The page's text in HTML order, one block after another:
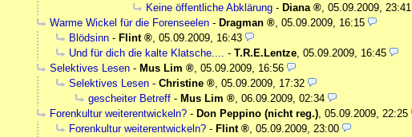
Keine öffentliche Abklärung - Diana , 05.09.2009, 23:41
Warme Wickel für die Forenseelen - Dragman , 05.09.2009, 16:15
Blödsinn - Flint , 05.09.2009, 16:43
Und für dich die kalte Klatsche.... - T.R.E.Lentze, 05.09.2009, 16:45
Selektives Lesen - Mus Lim , 05.09.2009, 16:56
Selektives Lesen - Christine , 05.09.2009, 17:32
gescheiter Betreff - Mus Lim , 06.09.2009, 02:34
Forenkultur weiterentwickeln? - Don Peppino (nicht reg.), 05.09.2009, 22:25
Forenkultur weiterentwickeln? - Flint , 05.09.2009, 23:00